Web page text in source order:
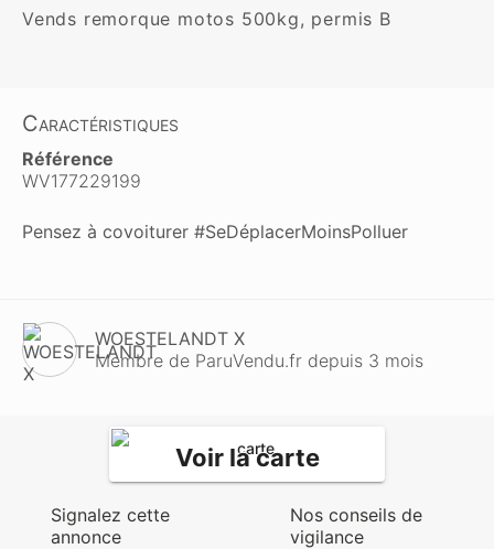
Vends remorque motos 500kg, permis B
Caractéristiques
Référence
WV177229199
Pensez à covoiturer #SeDéplacerMoinsPolluer
WOESTELANDT X
Membre de ParuVendu.fr depuis 3 mois
Voir la carte
Signalez cette
annonce
Nos conseils de
vigilance